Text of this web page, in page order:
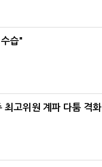
습"
고위원 계파 다툼 격화